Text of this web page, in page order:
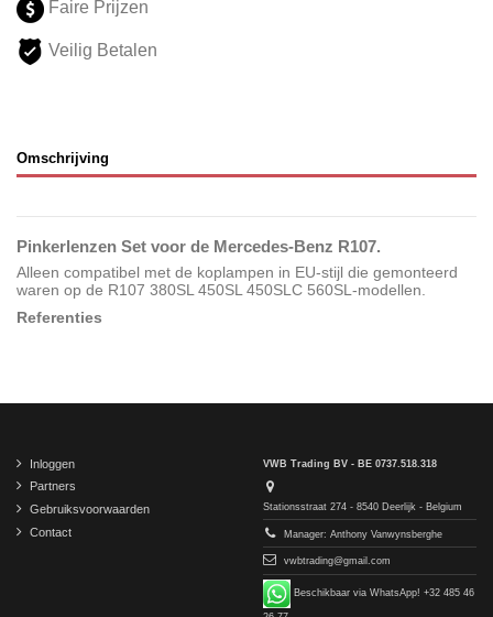
Faire Prijzen
Veilig Betalen
Omschrijving
Pinkerlenzen Set voor de Mercedes-Benz R107.
Alleen compatibel met de koplampen in EU-stijl die gemonteerd
waren op de R107 380SL 450SL 450SLC 560SL-modellen.
Referenties
Inloggen
Partners
Gebruiksvoorwaarden
Contact
VWB Trading BV - BE 0737.518.318
Stationsstraat 274 - 8540 Deerlijk - Belgium
Manager: Anthony Vanwynsberghe
vwbtrading@gmail.com
Beschikbaar via WhatsApp! +32 485 46